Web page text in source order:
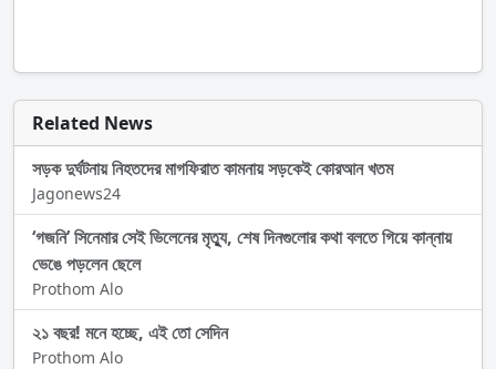
Related News
সড়ক দুর্ঘটনায় নিহতদের মাগফিরাত কামনায় সড়কেই কোরআন খতম
Jagonews24
‘গজনি’ সিনেমার সেই ভিলেনের মৃত্যু, শেষ দিনগুলোর কথা বলতে গিয়ে কান্নায়
ভেঙে পড়লেন ছেলে
Prothom Alo
২১ বছর! মনে হচ্ছে, এই তো সেদিন
Prothom Alo